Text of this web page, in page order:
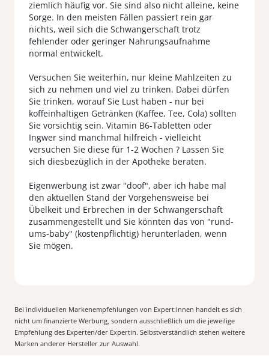
ziemlich häufig vor. Sie sind also nicht alleine, keine
Sorge. In den meisten Fällen passiert rein gar
nichts, weil sich die Schwangerschaft trotz
fehlender oder geringer Nahrungsaufnahme
normal entwickelt.
Versuchen Sie weiterhin, nur kleine Mahlzeiten zu
sich zu nehmen und viel zu trinken. Dabei dürfen
Sie trinken, worauf Sie Lust haben - nur bei
koffeinhaltigen Getränken (Kaffee, Tee, Cola) sollten
Sie vorsichtig sein. Vitamin B6-Tabletten oder
Ingwer sind manchmal hilfreich - vielleicht
versuchen Sie diese für 1-2 Wochen ? Lassen Sie
sich diesbezüglich in der Apotheke beraten.
Eigenwerbung ist zwar "doof", aber ich habe mal
den aktuellen Stand der Vorgehensweise bei
Übelkeit und Erbrechen in der Schwangerschaft
zusammengestellt und Sie könnten das von "rund-
ums-baby" (kostenpflichtig) herunterladen, wenn
Sie mögen.
Bei individuellen Markenempfehlungen von Expert:Innen handelt es sich
nicht um finanzierte Werbung, sondern ausschließlich um die jeweilige
Empfehlung des Experten/der Expertin. Selbstverständlich stehen weitere
Marken anderer Hersteller zur Auswahl.